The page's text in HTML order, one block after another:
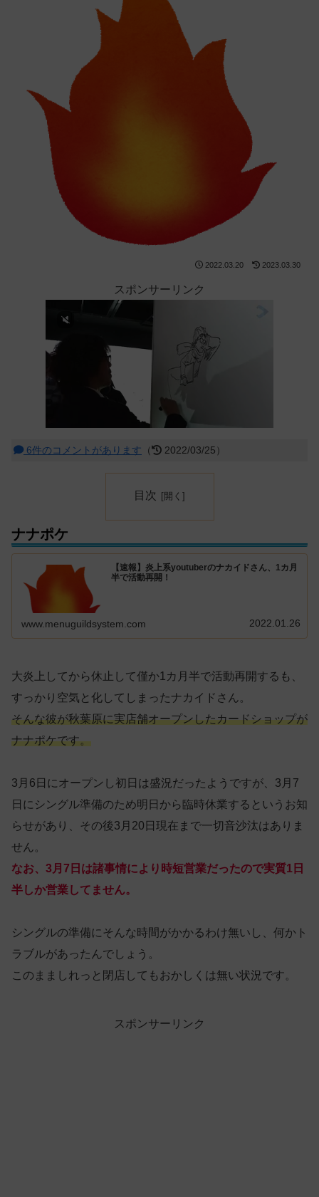
2022.03.20 2023.03.30
スポンサーリンク
6件のコメントがあります （ 2022/03/25）
目次
ナナポケ
【速報】炎上系youtuberのナカイドさん、1カ月
半で活動再開！
www.menuguildsystem.com 2022.01.26
大炎上してから休止して僅か1カ月半で活動再開するも、
すっかり空気と化してしまったナカイドさん。
そんな彼が秋葉原に実店舗オープンしたカードショップが
ナナポケです。
3月6日にオープンし初日は盛況だったようですが、3月7
日にシングル準備のため明日から臨時休業するというお知
らせがあり、その後3月20日現在まで一切音沙汰はありま
せん。
なお、3月7日は諸事情により時短営業だったので実質1日
半しか営業してません。
シングルの準備にそんな時間がかかるわけ無いし、何かト
ラブルがあったんでしょう。
このまましれっと閉店してもおかしくは無い状況です。
スポンサーリンク